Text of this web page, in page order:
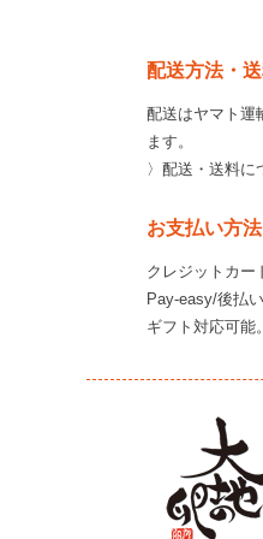
配送方法・
配送はヤマト運
ます。
〉配送・送料に
お支払い方法
クレジットカー
Pay-easy/後払
ギフト対応可能。